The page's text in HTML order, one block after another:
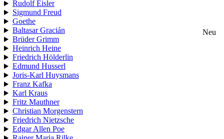
Rudolf Eisler
Sigmund Freud
Goethe
Baltasar Gracián
Neu
Brüder Grimm
Heinrich Heine
Friedrich Hölderlin
Edmund Husserl
Joris-Karl Huysmans
Franz Kafka
Karl Kraus
Fritz Mauthner
Christian Morgenstern
Friedrich Nietzsche
Edgar Allen Poe